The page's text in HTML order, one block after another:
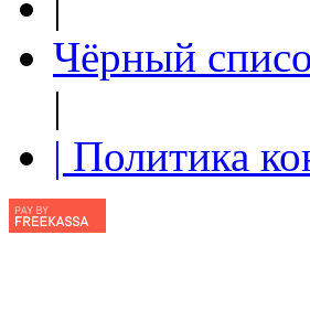
Чёрный
|
| Политика